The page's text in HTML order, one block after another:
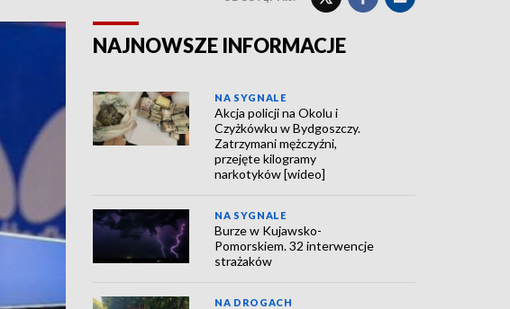
NAJNOWSZE INFORMACJE
NA SYGNALE
Akcja policji na Okolu i
Czyżkówku w Bydgoszczy.
Zatrzymani mężczyźni,
przejęte kilogramy
narkotyków [wideo]
NA SYGNALE
Burze w Kujawsko-
Pomorskiem. 32 interwencje
strażaków
NA DROGACH